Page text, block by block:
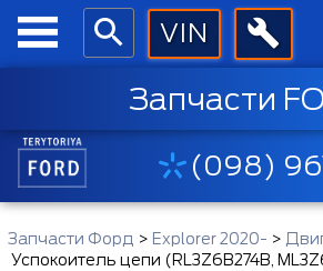
Запчасти
(098)
Запчасти Форд > Explorer 2020- >
Успокоитель цепи (RL3Z6B274B,